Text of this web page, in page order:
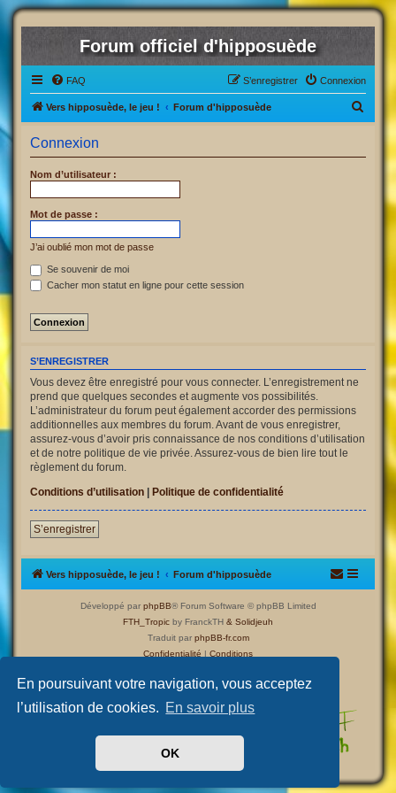
En poursuivant votre navigation, vous acceptez
l’utilisation de cookies. En savoir plus
OK
Forum officiel d'hipposuède
FAQ Connexion
S’enregistrer
Vers hipposuède, le jeu ! Forum d'hipposuède
Connexion
Nom d’utilisateur :
Mot de passe :
J’ai oublié mon mot de passe
Se souvenir de moi
Cacher mon statut en ligne pour cette session
S’ENREGISTRER
Vous devez être enregistré pour vous connecter. L’enregistrement ne
prend que quelques secondes et augmente vos possibilités.
L’administrateur du forum peut également accorder des permissions
additionnelles aux membres du forum. Avant de vous enregistrer,
assurez-vous d’avoir pris connaissance de nos conditions d’utilisation
et de notre politique de vie privée. Assurez-vous de bien lire tout le
règlement du forum.
Conditions d’utilisation | Politique de confidentialité
S’enregistrer
Vers hipposuède, le jeu ! Forum d'hipposuède
Développé par phpBB® Forum Software © phpBB Limited
FTH_Tropic by FranckTH & Solidjeuh
Traduit par phpBB-fr.com
Confidentialité | Conditions